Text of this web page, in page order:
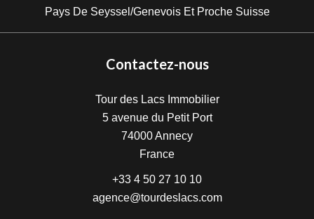
Pays De Seyssel/Genevois Et Proche Suisse
Contactez-nous
Tour des Lacs Immobilier
5 avenue du Petit Port
74000Annecy
France
+33 4 50 27 10 10
agence@tourdeslacs.com